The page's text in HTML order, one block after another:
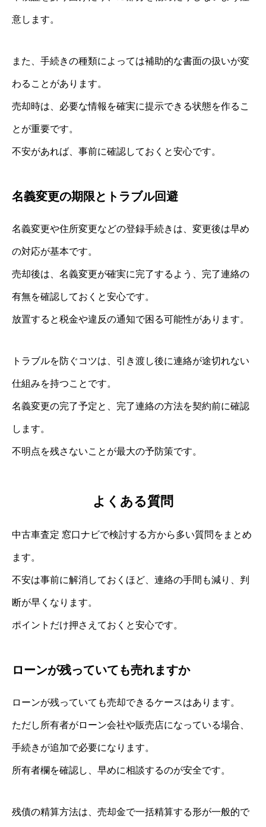
意します。
また、手続きの種類によっては補助的な書面の扱いが変
わることがあります。
売却時は、必要な情報を確実に提示できる状態を作るこ
とが重要です。
不安があれば、事前に確認しておくと安心です。
名義変更の期限とトラブル回避
名義変更や住所変更などの登録手続きは、変更後は早め
の対応が基本です。
売却後は、名義変更が確実に完了するよう、完了連絡の
有無を確認しておくと安心です。
放置すると税金や違反の通知で困る可能性があります。
トラブルを防ぐコツは、引き渡し後に連絡が途切れない
仕組みを持つことです。
名義変更の完了予定と、完了連絡の方法を契約前に確認
します。
不明点を残さないことが最大の予防策です。
よくある質問
中古車査定 窓口ナビで検討する方から多い質問をまとめ
ます。
不安は事前に解消しておくほど、連絡の手間も減り、判
断が早くなります。
ポイントだけ押さえておくと安心です。
ローンが残っていても売れますか
ローンが残っていても売却できるケースはあります。
ただし所有者がローン会社や販売店になっている場合、
手続きが追加で必要になります。
所有者欄を確認し、早めに相談するのが安全です。
残債の精算方法は、売却金で一括精算する形が一般的で